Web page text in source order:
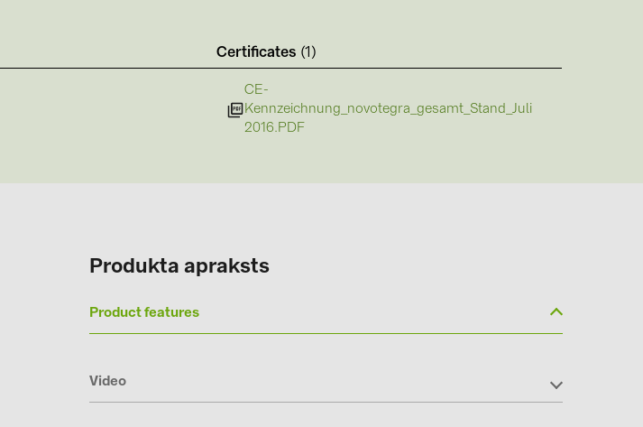
QILOWATT (3)
SolarEdge (2)
TIGO (4)
Victron Energy B.V. (2)
Certificates (1)
CE-
Kennzeichnung_novotegra_gesamt_Stand_Juli
2016.PDF
Produkta apraksts
Product features
Video